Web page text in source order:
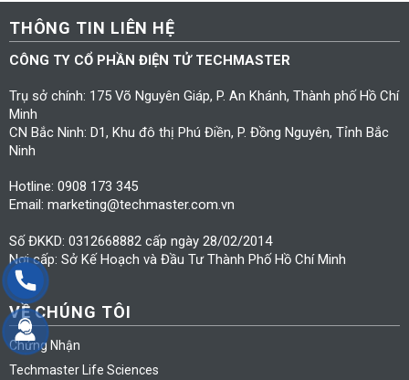
THÔNG TIN LIÊN HỆ
CÔNG TY CỔ PHẦN ĐIỆN TỬ TECHMASTER
Trụ sở chính: 175 Võ Nguyên Giáp, P. An Khánh, Thành phố Hồ Chí
Minh
CN Bắc Ninh: D1, Khu đô thị Phú Điền, P. Đồng Nguyên, Tỉnh Bắc
Ninh
Hotline: 0908 173 345
Email: marketing@techmaster.com.vn
Số ĐKKD: 0312668882 cấp ngày 28/02/2014
Nơi cấp: Sở Kế Hoạch và Đầu Tư Thành Phố Hồ Chí Minh
VỀ CHÚNG TÔI
Chứng Nhận
Techmaster Life Sciences